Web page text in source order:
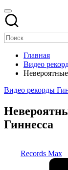
Главная
Видео
Опубликовано
Видео рекорды
Гиннесса
Records Max